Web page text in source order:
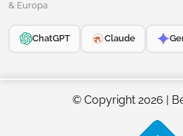
& Europa
ChatGPT Claude
© Copyright 2026 |